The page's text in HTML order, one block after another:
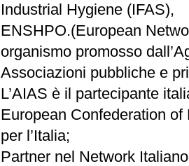
Industrial Hygiene (IFAS),
ENSHPO.(European
organismo promosso
Associazioni pubbliche e
L’AIAS è il partecipante
European Confederation
per l’Italia;
Partner nel Network